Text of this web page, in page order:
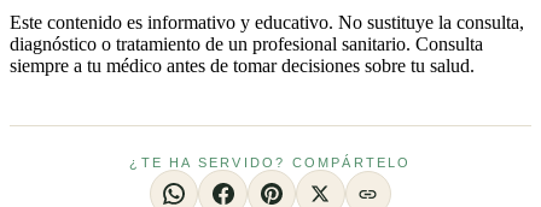
Este contenido es informativo y educativo. No sustituye la consulta,
diagnóstico o tratamiento de un profesional sanitario. Consulta
siempre a tu médico antes de tomar decisiones sobre tu salud.
¿TE HA SERVIDO? COMPÁRTELO